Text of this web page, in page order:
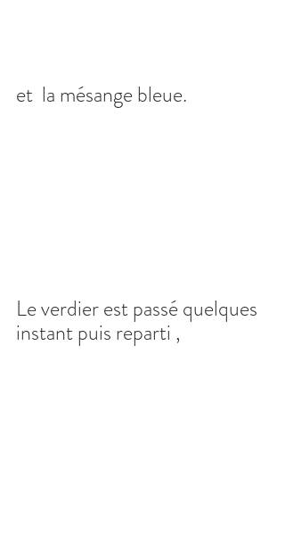
et  la mésange bleue.
Le verdier est passé quelques
instant puis reparti ,